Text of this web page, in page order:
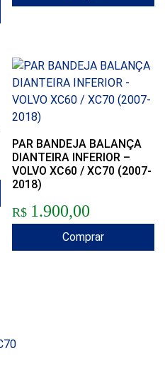
PAR BANDEJA BALANÇA
DIANTEIRA INFERIOR –
VOLVO XC60 / XC70 (2007-
2018)
R$ 1.900,00
Comprar